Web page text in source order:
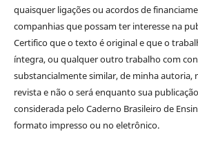
quaisquer ligações ou acordos de
companhias que possam ter interesse na
Certifico que o texto é original e que o
íntegra, ou qualquer outro trabalho com
substancialmente similar, de minha autoria,
revista e não o será enquanto sua
considerada pelo Caderno Brasileiro de
formato impresso ou no eletrônico.